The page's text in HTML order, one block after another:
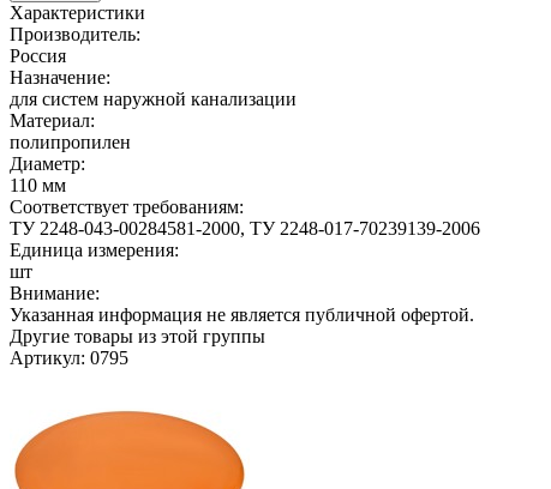
Характеристики
Производитель:
Россия
Назначение:
для систем наружной канализации
Материал:
полипропилен
Диаметр:
110 мм
Соответствует требованиям:
ТУ 2248-043-00284581-2000, ТУ 2248-017-70239139-2006
Единица измерения:
шт
Внимание:
Указанная информация не является публичной офертой.
Другие товары из этой группы
Артикул: 0795